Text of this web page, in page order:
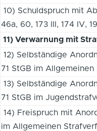
10) Schuldspruch mit
46a, 60, 173 III, 174 IV,
11) Verwarnung mit
12) Selbständige
71 StGB im
13) Selbständige
71 StGB im
14) Freispruch mit
im Allgemeinen